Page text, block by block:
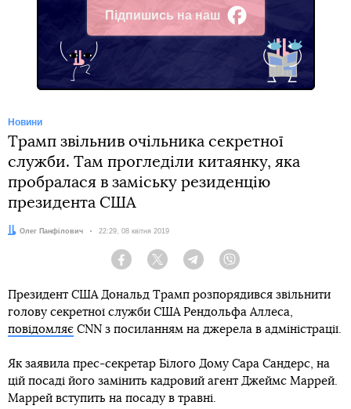
Підпишись на наш
Facebook
Новини
Трамп звільнив очільника секретної
служби. Там прогледіли китаянку, яка
пробралася в заміську резиденцію
президента США
Автор:
Олег Панфілович Дата:
22:29, 08 квітня 2019
Facebook Twitter Telegram
Президент США Дональд Трамп розпорядився звільнити
голову секретної служби США Рендольфа Аллеса,
повідомляє CNN з посиланням на джерела в адміністрації.
Як заявила прес-секретар Білого Дому Сара Сандерс, на
цій посаді його замінить кадровий агент Джеймс Маррей.
Маррей вступить на посаду в травні.